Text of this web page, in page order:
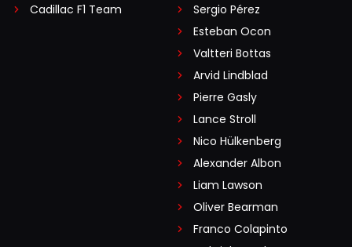
Cadillac F1 Team
Sergio Pérez
Esteban Ocon
Valtteri Bottas
Arvid Lindblad
Pierre Gasly
Lance Stroll
Nico Hülkenberg
Alexander Albon
Liam Lawson
Oliver Bearman
Franco Colapinto